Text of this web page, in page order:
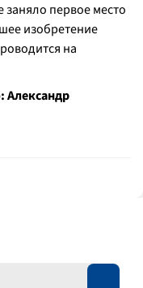
заняло первое место
изобретение
на
Александр